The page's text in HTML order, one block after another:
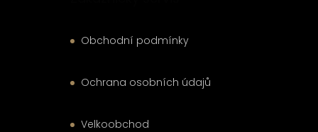
Obchodní podmínky
Ochrana osobních údajů
Velkoobchod